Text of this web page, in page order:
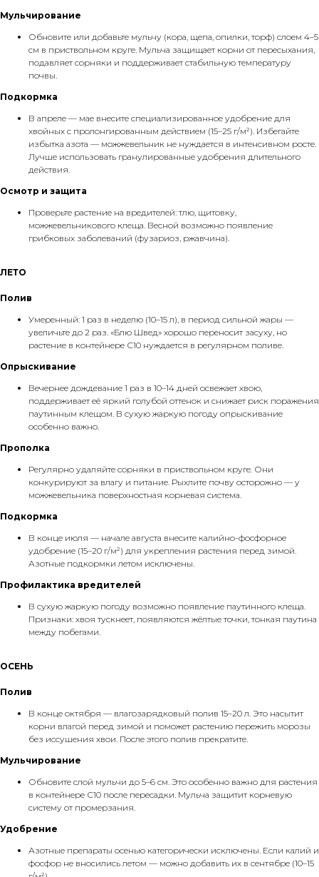
Мульчирование
Обновите или добавьте мульчу (кора, щепа, опилки, торф) слоем 4–5
см в приствольном круге. Мульча защищает корни от пересыхания,
подавляет сорняки и поддерживает стабильную температуру
почвы.
Подкормка
В апреле — мае внесите специализированное удобрение для
хвойных с пролонгированным действием (15–25 г/м²). Избегайте
избытка азота — можжевельник не нуждается в интенсивном росте.
Лучше использовать гранулированные удобрения длительного
действия.
Осмотр и защита
Проверьте растение на вредителей: тлю, щитовку,
можжевельникового клеща. Весной возможно появление
грибковых заболеваний (фузариоз, ржавчина).
ЛЕТО
Полив
Умеренный: 1 раз в неделю (10–15 л), в период сильной жары —
увеличьте до 2 раз. «Блю Швед» хорошо переносит засуху, но
растение в контейнере С10 нуждается в регулярном поливе.
Опрыскивание
Вечернее дождевание 1 раз в 10–14 дней освежает хвою,
поддерживает её яркий голубой оттенок и снижает риск поражения
паутинным клещом. В сухую жаркую погоду опрыскивание
особенно важно.
Прополка
Регулярно удаляйте сорняки в приствольном круге. Они
конкурируют за влагу и питание. Рыхлите почву осторожно — у
можжевельника поверхностная корневая система.
Подкормка
В конце июля — начале августа внесите калийно-фосфорное
удобрение (15–20 г/м²) для укрепления растения перед зимой.
Азотные подкормки летом исключены.
Профилактика вредителей
В сухую жаркую погоду возможно появление паутинного клеща.
Признаки: хвоя тускнеет, появляются жёлтые точки, тонкая паутина
между побегами.
ОСЕНЬ
Полив
В конце октября — влагозарядковый полив 15–20 л. Это насытит
корни влагой перед зимой и поможет растению пережить морозы
без иссушения хвои. После этого полив прекратите.
Мульчирование
Обновите слой мульчи до 5–6 см. Это особенно важно для растения
в контейнере С10 после пересадки. Мульча защитит корневую
систему от промерзания.
Удобрение
Азотные препараты осенью категорически исключены. Если калий и
фосфор не вносились летом — можно добавить их в сентябре (10–15